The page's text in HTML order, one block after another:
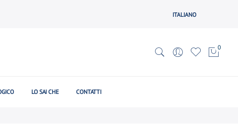
ITALIANO
0
LO SAI CHE CONTATTI